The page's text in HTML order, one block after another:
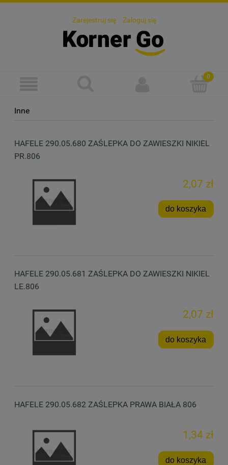
Zarejestruj się Zaloguj się
Inne
HAFELE 290.05.680 ZAŚLEPKA DO ZAWIESZKI NIKIEL
PR.806
2,07 zł
do koszyka
HAFELE 290.05.681 ZAŚLEPKA DO ZAWIESZKI NIKIEL
LE.806
2,07 zł
do koszyka
HAFELE 290.05.682 ZAŚLEPKA PRAWA BIAŁA 806
1,34 zł
do koszyka